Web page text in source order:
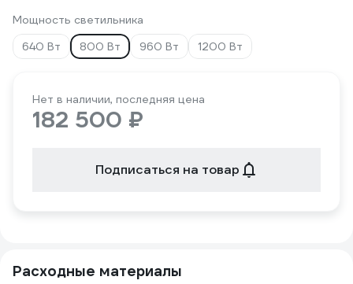
Мощность светильника
640 Вт
800 Вт 960 Вт 1200 Вт
Нет в наличии, последняя цена
182 500 ₽
Подписаться на товар
Расходные материалы